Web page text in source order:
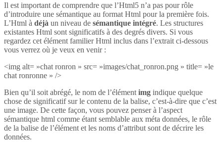
Il est important de comprendre que l’Html5 n’a pas pour rôle
d’introduire une sémantique au format Html pour la première fois.
L’Html à déjà un niveau de sémantique intégré. Les structures
existantes Html sont significatifs à des degrés divers. Si vous
regardez cet élément familier Html inclus dans l’extrait ci-dessous
vous verrez où je veux en venir :
<img alt= »chat ronron » src= »images/chat_ronron.png » title= »le
chat ronronne » />
Bien qu’il soit abrégé, le nom de l’élément img indique quelque
chose de significatif sur le contenu de la balise, c’est-à-dire que c’est
une image. De cette façon, vous pouvez penser à l’aspect
sémantique html comme étant semblable aux méta données, le rôle
de la balise de l’élément et les noms d’attribut sont de décrire les
données.